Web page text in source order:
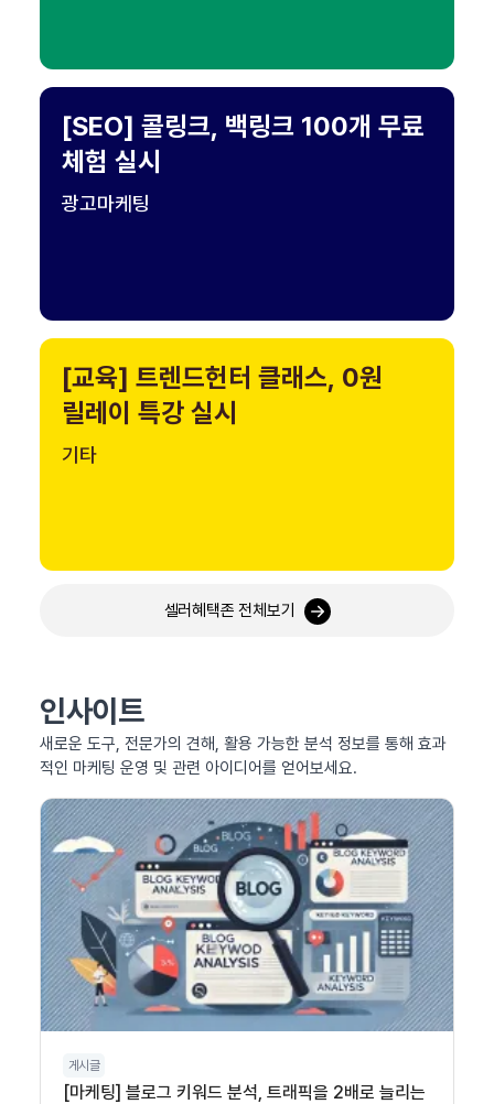
[SEO] 콜링크, 백링크 100개 무료
체험 실시
광고마케팅
[교육] 트렌드헌터 클래스, 0원
릴레이 특강 실시
기타
셀러혜택존 전체보기
인사이트
새로운 도구, 전문가의 견해, 활용 가능한 분석 정보를 통해 효과
적인 마케팅 운영 및 관련 아이디어를 얻어보세요.
게시글
[마케팅] 블로그 키워드 분석, 트래픽을 2배로 늘리는